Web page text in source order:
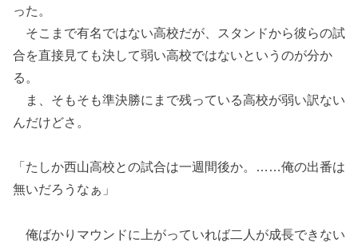
った。
そこまで有名ではない高校だが、スタンドから彼らの試
合を直接見ても決して弱い高校ではないというのが分か
る。
ま、そもそも準決勝にまで残っている高校が弱い訳ない
んだけどさ。
「たしか西山高校との試合は一週間後か。……俺の出番は
無いだろうなぁ」
俺ばかりマウンドに上がっていれば二人が成長できない